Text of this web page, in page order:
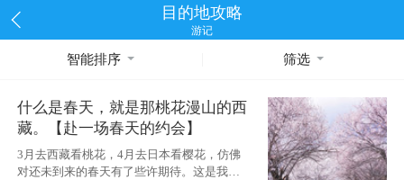
目的地攻略
游记
智能排序 筛选
什么是春天，就是那桃花漫山的西
藏。【赴一场春天的约会】
3月去西藏看桃花，4月去日本看樱花，仿佛
对还未到来的春天有了些许期待。这是我去